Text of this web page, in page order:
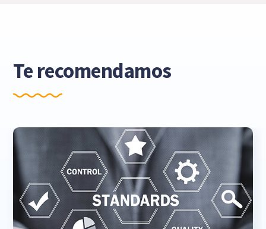
Te recomendamos